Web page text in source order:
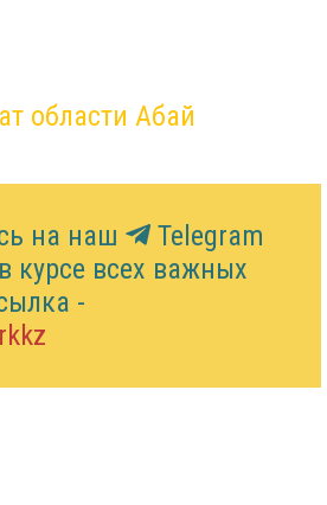
области Абай
на наш
Telegram
курсе всех важных
-